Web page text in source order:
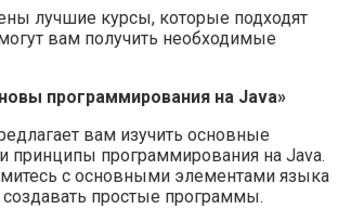
лучшие курсы, которые подходят
вам получить необходимые
программирования на Java»
вам изучить основные
принципы программирования на Java.
с основными элементами языка
создавать простые программы.